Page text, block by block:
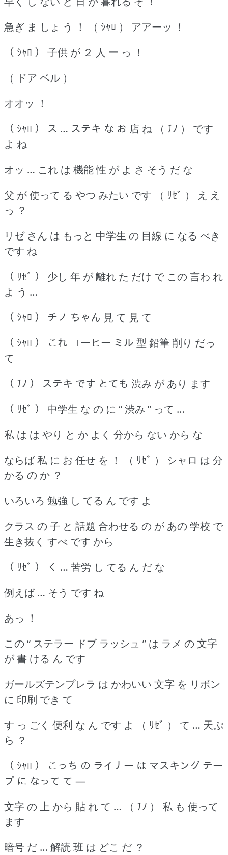
急ぎ ま しょ う ！ （ ｼｬﾛ ） アアーッ ！
（ ｼｬﾛ ） 子供 が ２ 人 ー っ ！
（ ドア ベル ）
オオッ ！
（ ｼｬﾛ ） ス … ステキ な お 店 ね （ ﾁﾉ ） です
よ ね
オッ … これ は 機能 性 が よ さ そう だ な
父 が 使って る やつ みたい です （ ﾘｾﾞ ） え え
っ ？
リゼ さん は もっと 中学生 の 目線 に なる べき
です ね
（ ﾘｾﾞ ） 少し 年 が 離れ た だけ で この 言わ れ
よ う …
（ ｼｬﾛ ） チノ ちゃん 見 て 見 て
（ ｼｬﾛ ） これ コーヒー ミル 型 鉛筆 削り だっ
て
（ ﾁﾉ ） ステキ です とても 渋み が あり ます
（ ﾘｾﾞ ） 中学生 な の に “ 渋み ” って …
私 は は やり と か よく 分から ない から な
ならば 私 に お 任せ を ！ （ ﾘｾﾞ ） シャロ は 分
かる の か ？
いろいろ 勉強 し てる ん です よ
クラス の 子 と 話題 合わせる の が あの 学校 で
生き抜く すべ です から
（ ﾘｾﾞ ） く … 苦労 し てる ん だ な
例えば … そう です ね
あっ ！
この “ ステラー ドブ ラッシュ ” は ラメ の 文字
が 書 ける ん です
ガールズテンプレラ は かわいい 文字 を リボン
に 印刷 でき て
す っ ごく 便利 な ん です よ （ ﾘｾﾞ ） て … 天ぷ
ら ？
（ ｼｬﾛ ） こっち の ライナー は マスキング テー
プ に なって て ―
文字 の 上 から 貼 れ て … （ ﾁﾉ ） 私 も 使って
ます
暗号 だ … 解読 班 は どこ だ ？